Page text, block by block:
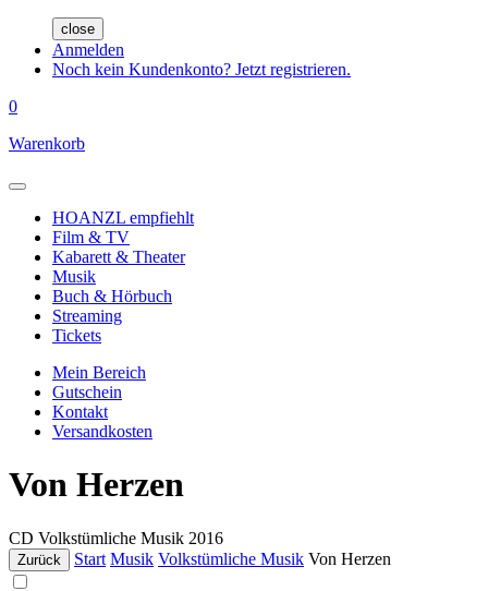
close
Anmelden
Noch kein Kundenkonto? Jetzt registrieren.
0
Warenkorb
HOANZL empfiehlt
Film & TV
Kabarett & Theater
Musik
Buch & Hörbuch
Streaming
Tickets
Mein Bereich
Gutschein
Kontakt
Versandkosten
Von Herzen
CD Volkstümliche Musik 2016
Zurück Start Musik Volkstümliche Musik Von Herzen